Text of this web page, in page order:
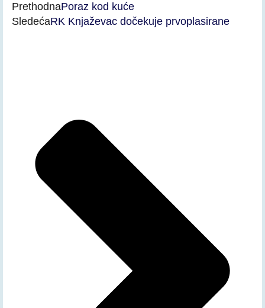
PrethodnaPoraz kod kuće
SledećaRK Knjaževac dočekuje prvoplasirane